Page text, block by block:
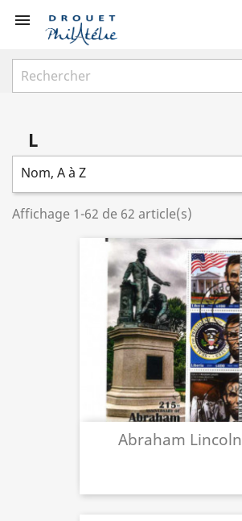

L
Nom, A à Z
Affichage 1-62 de 62 article(s)
Abraham Lincoln